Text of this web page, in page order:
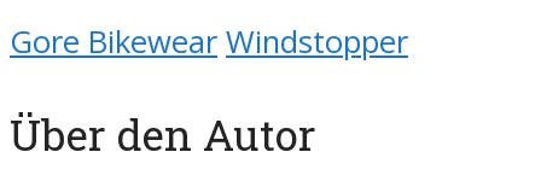
Gore Bikewear Windstopper
Über den Autor